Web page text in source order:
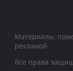
Материалы,
рекламой
Все права